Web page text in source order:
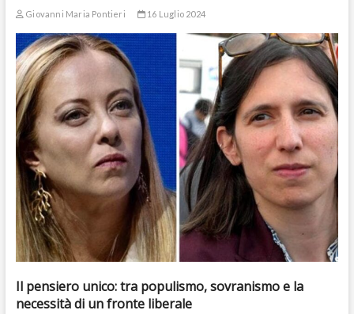
Giovanni Maria Pontieri 16 Luglio 2024
Il pensiero unico: tra populismo, sovranismo e la
necessità di un fronte liberale